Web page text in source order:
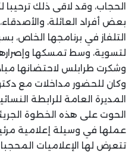
الحجاب، وقد لاقى ذلك
بعض أفراد العائلة،
التلفاز في برنامجها الخاص،
لتسوية، وسط تمسكها وإصرارها
وشكرت طرابلس لاحتضانها
وكان للحضور مداخلات مع
المديرة العامة للرابطة
الحوت على هذه الخطوة
عملها في وسيلة إعلامية
تتعرض لها الإعلاميات